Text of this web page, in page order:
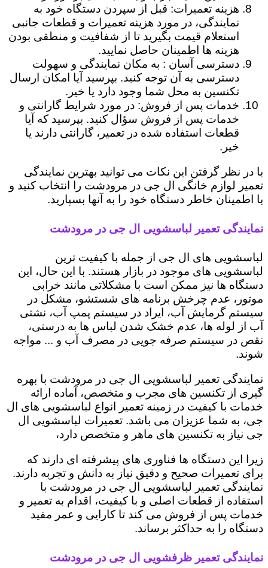
هزینه تعمیرات: قبل از سپردن دستگاه خود به
نمایندگی، در مورد هزینه تعمیرات و قطعات جانبی
استعلام قیمت بگیرید تا از شفافیت و منطقی بودن
هزینه ها اطمینان حاصل نمایید.
دسترسی آسان : به مکان نمایندگی و سهولت
دسترسی به آن توجه کنید. بپرسید آیا امکان ارسال
تکنسین به محل شما وجود دارد یا خیر.
خدمات پس از فروش: در مورد شرایط گارانتی و
خدمات پس از فروش سؤال کنید. بپرسید که آیا
قطعات استفاده شده در تعمیر، گارانتی دارند یا
خیر.
با در نظر گرفتن این نکات می توانید بهترین نمایندگی
تعمیر لوازم خانگی ال جی در مرودشت را انتخاب کنید و
با اطمینان خاطر دستگاه خود را به آنها بسپارید.
نمایندگی تعمیر لباسشویی ال جی در مرودشت
لباسشویی های ال جی از جمله با کیفیت ترین
لباسشویی های موجود در بازار هستند. با این حال، این
دستگاه ها نیز ممکن است با مشکلاتی مانند خرابی
موتور، عدم چرخش برنامه های شستشو، مشکل در
سیستم گرمایش آب، ایراد در سیستم پمپ آب، نشتی
آب از لوله ها، عدم خشک شدن لباس ها به درستی،
نقص در سیستم صرفه جویی در مصرف آب و ... مواجه
شوند.
نمایندگی تعمیر لباسشویی ال جی در مرودشت با بهره
گیری از تکنسین های مجرب و متخصص، آماده ارائه
خدمات با کیفیت در زمینه تعمیر انواع لباسشویی های ال
جی، به شما عزیزان می باشد. تعمیرات لباسشویی ال
جی نیاز به تکنسین های ماهر و متخصص دارد،
زیرا این دستگاه ها فناوری های پیشرفته ای دارند که
برای تعمیرات صحیح و دقیق نیاز به دانش و تجربه دارند.
نمایندگی تعمیر لباسشویی ال جی در مرودشت با
استفاده از قطعات اصلی و با کیفیت، اقدام به تعمیر و
خدمات پس از فروش می کند تا کارایی و عمر مفید
دستگاه را به حداکثر برساند.
نمایندگی تعمیر ظرفشویی ال جی در مرودشت